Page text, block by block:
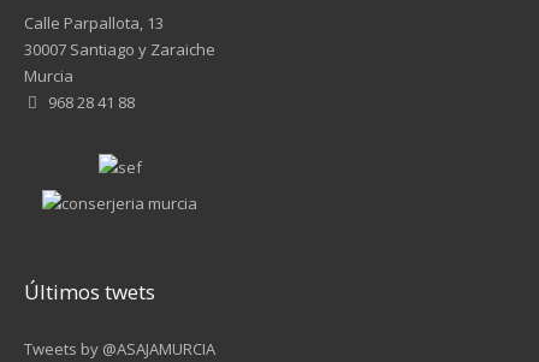
Calle Parpallota, 13
30007 Santiago y Zaraiche
Murcia
968 28 41 88
Últimos twets
Tweets by @ASAJAMURCIA